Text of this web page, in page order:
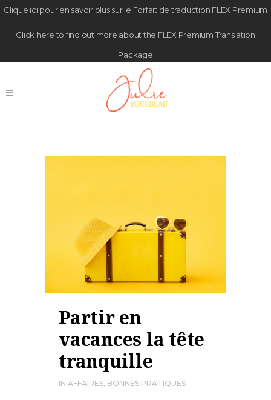
Clique icipour en savoir plus sur le Forfait de traduction FLEX Premium
Click here to find out more about the FLEX Premium Translation
Package
Partir en
vacances la tête
tranquille
IN AFFAIRES, BONNES PRATIQUES